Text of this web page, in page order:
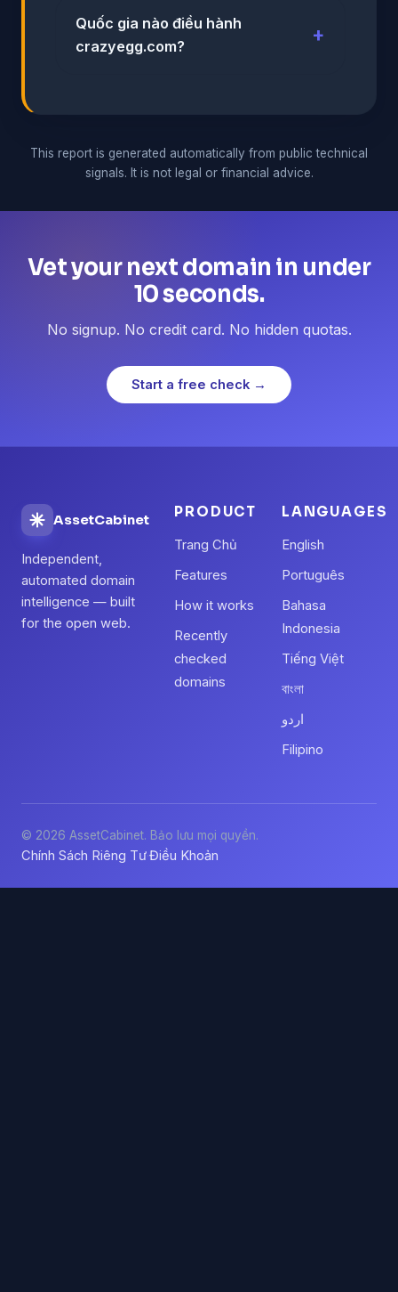
Quốc gia nào điều hành
crazyegg.com?
This report is generated automatically from public technical
signals. It is not legal or financial advice.
Vet your next domain in under
10 seconds.
No signup. No credit card. No hidden quotas.
Start a free check →
AssetCabinet
Independent,
automated domain
intelligence — built
for the open web.
PRODUCT
Trang Chủ
Features
How it works
Recently
checked
domains
LANGUAGES
English
Português
Bahasa
Indonesia
Tiếng Việt
বাংলা
اردو
Filipino
© 2026 AssetCabinet. Bảo lưu mọi quyền.
Chính Sách Riêng Tư·Điều Khoản